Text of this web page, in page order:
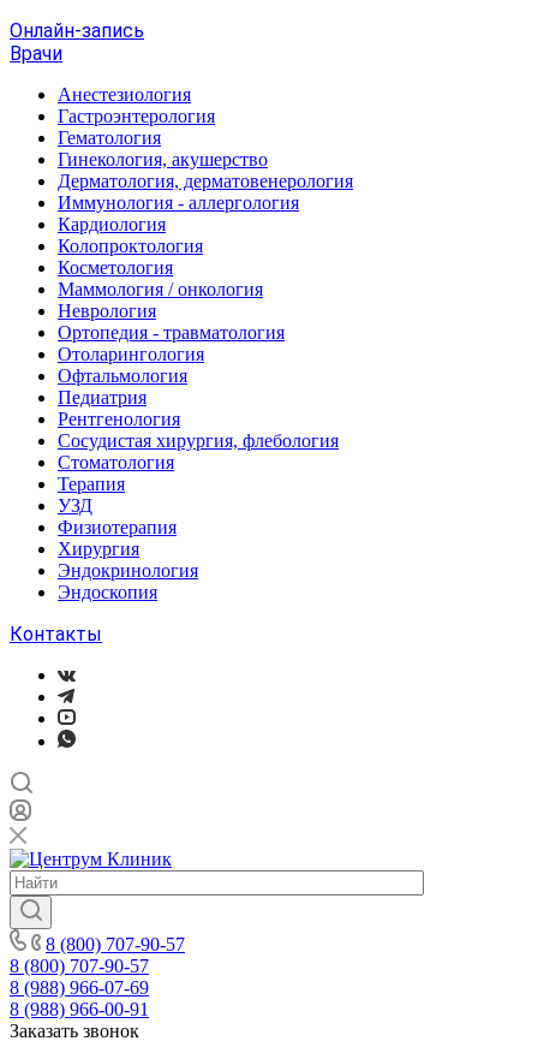
Онлайн-запись
Врачи
Анестезиология
Гастроэнтерология
Гематология
Гинекология, акушерство
Дерматология, дерматовенерология
Иммунология - аллергология
Кардиология
Колопроктология
Косметология
Маммология / онкология
Неврология
Ортопедия - травматология
Отоларингология
Офтальмология
Педиатрия
Рентгенология
Сосудистая хирургия, флебология
Стоматология
Терапия
УЗД
Физиотерапия
Хирургия
Эндокринология
Эндоскопия
Контакты
8 (800) 707-90-57
8 (800) 707-90-57
8 (988) 966-07-69
8 (988) 966-00-91
Заказать звонок